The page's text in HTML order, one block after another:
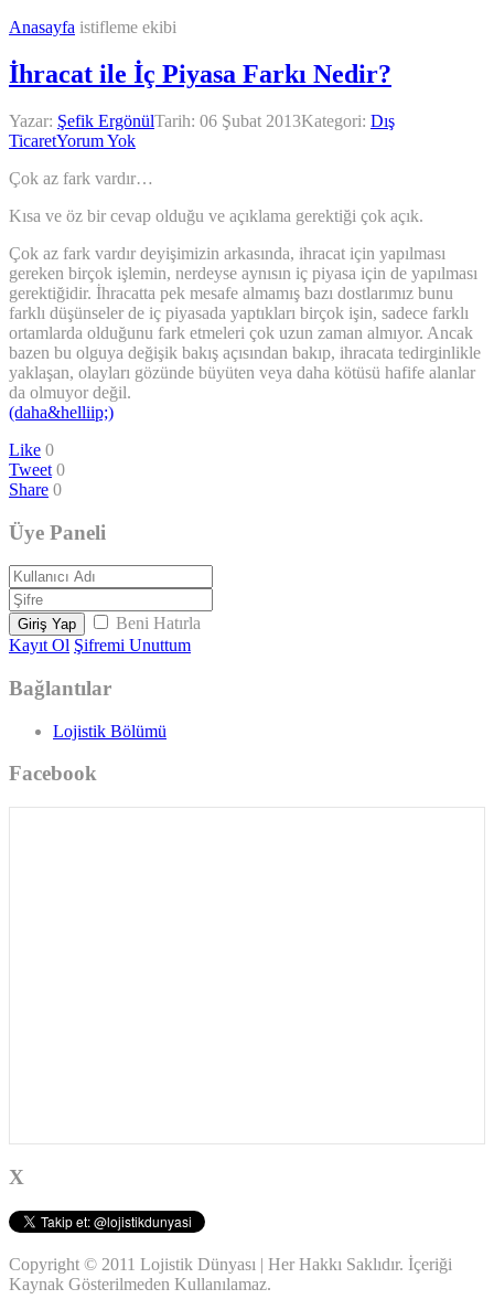
Anasayfa istifleme ekibi
İhracat ile İç Piyasa Farkı Nedir?
Yazar: Şefik ErgönülTarih: 06 Şubat 2013Kategori: Dış
TicaretYorum Yok
Çok az fark vardır…
Kısa ve öz bir cevap olduğu ve açıklama gerektiği çok açık.
Çok az fark vardır deyişimizin arkasında, ihracat için yapılması
gereken birçok işlemin, nerdeyse aynısın iç piyasa için de yapılması
gerektiğidir. İhracatta pek mesafe almamış bazı dostlarımız bunu
farklı düşünseler de iç piyasada yaptıkları birçok işin, sadece farklı
ortamlarda olduğunu fark etmeleri çok uzun zaman almıyor. Ancak
bazen bu olguya değişik bakış açısından bakıp, ihracata tedirginlikle
yaklaşan, olayları gözünde büyüten veya daha kötüsü hafife alanlar
da olmuyor değil.
(daha&helliip;)
Like 0
Tweet 0
Share 0
Üye Paneli
Giriş Yap
Beni Hatırla
Kayıt Ol Şifremi Unuttum
Bağlantılar
Lojistik Bölümü
Facebook
X
Copyright © 2011 Lojistik Dünyası | Her Hakkı Saklıdır. İçeriği
Kaynak Gösterilmeden Kullanılamaz.